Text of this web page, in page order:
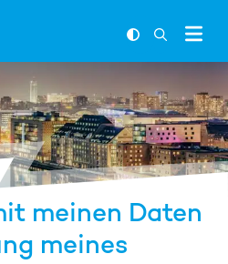
meinen Daten
meines